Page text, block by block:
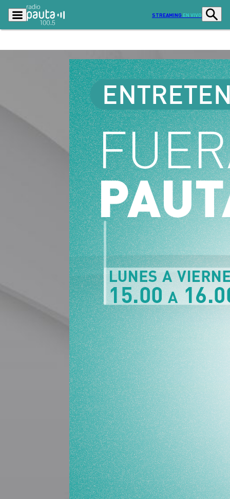
STREAMING EN VIVO
Programas
Actualidad
Economía
Radio en vivo Sostenibilidad
Tendencias Deportes
Entretención y Cultura Opinión
Dato en Pauta Señal 2
Contenido Patrocinado